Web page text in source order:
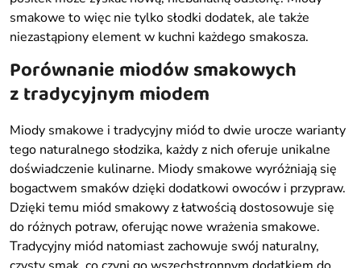
smakowe to więc nie tylko słodki dodatek, ale także
niezastąpiony element w kuchni każdego smakosza.
Porównanie miodów smakowych
z tradycyjnym miodem
Miody smakowe i tradycyjny miód to dwie urocze warianty
tego naturalnego słodzika, każdy z nich oferuje unikalne
doświadczenie kulinarne. Miody smakowe wyróżniają się
bogactwem smaków dzięki dodatkowi owoców i przypraw.
Dzięki temu miód smakowy z łatwością dostosowuje się
do różnych potraw, oferując nowe wrażenia smakowe.
Tradycyjny miód natomiast zachowuje swój naturalny,